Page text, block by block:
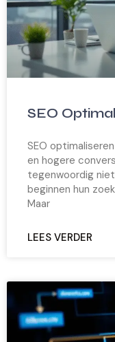
SEO
SEO
en hogere
tegenwoordig
beginnen hun
Maar
LEES VERDER